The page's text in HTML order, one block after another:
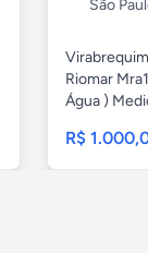
São
Riomar
Água )
R$